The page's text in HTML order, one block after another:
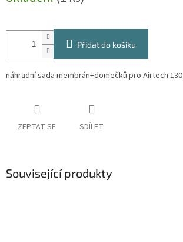
Přidat do košíku
náhradní sada membrán+domečků pro Airtech 130
ZEPTAT SE SDÍLET
Související produkty